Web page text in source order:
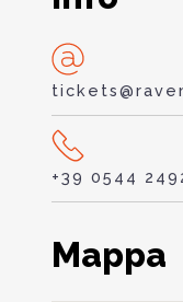
+39 0544
Mappa